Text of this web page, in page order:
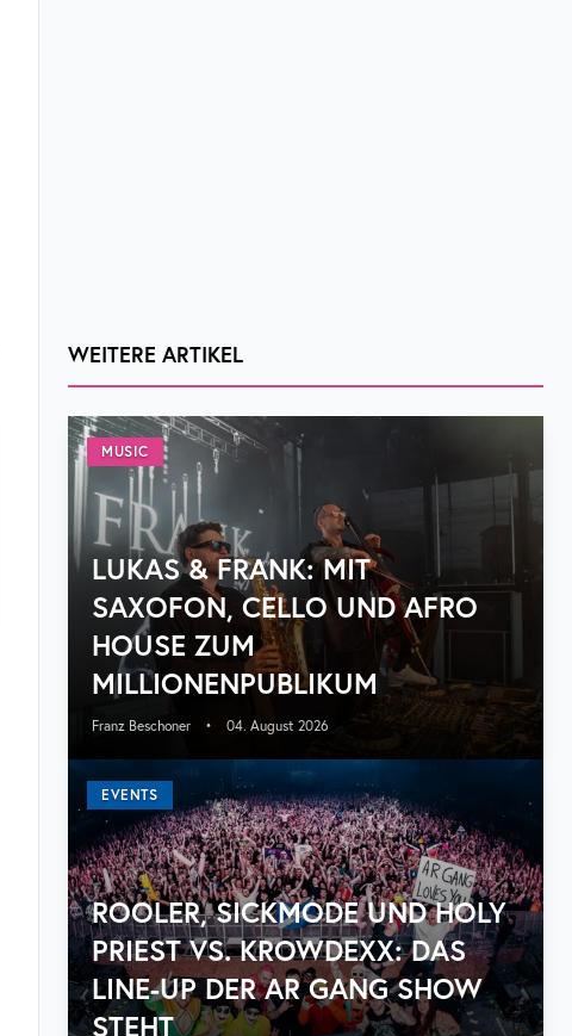
WEITERE ARTIKEL
MUSIC
LUKAS & FRANK: MIT
SAXOFON, CELLO UND AFRO
HOUSE ZUM
MILLIONENPUBLIKUM
Franz Beschoner • 04. August 2026
EVENTS
ROOLER, SICKMODE UND HOLY
PRIEST VS. KROWDEXX: DAS
LINE-UP DER AR GANG SHOW
STEHT